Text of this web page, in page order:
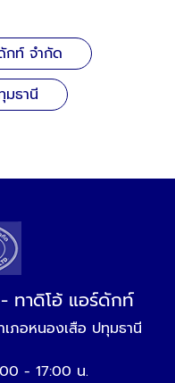
กท์ จำกัด
ธานี
ทาดิโอ้ แอร์ดักท์
ภอหนองเสือ ปทุมธานี
- 17:00 น.